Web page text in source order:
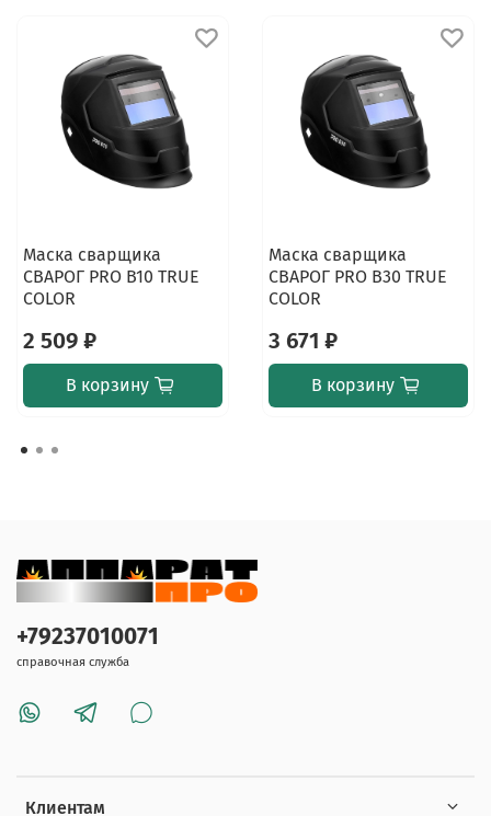
Маска сварщика
СВАРОГ PRO B10 TRUE
COLOR
2 509 ₽
В корзину
Маска сварщика
СВАРОГ PRO В30 TRUE
COLOR
3 671 ₽
В корзину
Клиентам
+79237010071
справочная служба